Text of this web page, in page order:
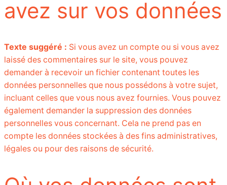
avez sur vos données
Texte suggéré : Si vous avez un compte ou si vous avez
laissé des commentaires sur le site, vous pouvez
demander à recevoir un fichier contenant toutes les
données personnelles que nous possédons à votre sujet,
incluant celles que vous nous avez fournies. Vous pouvez
également demander la suppression des données
personnelles vous concernant. Cela ne prend pas en
compte les données stockées à des fins administratives,
légales ou pour des raisons de sécurité.